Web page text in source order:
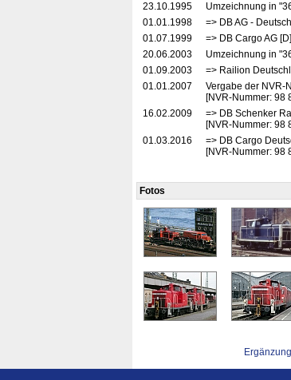
23.10.1995
Umzeichnung in
01.01.1998
=> DB AG -
01.07.1999
=> DB Cargo AG
20.06.2003
Umzeichnung in
01.09.2003
=> Railion
01.01.2007
Vergabe der NVR-
[NVR-Nummer: 98
16.02.2009
=> DB Schenker
[NVR-Nummer: 98
01.03.2016
=> DB Cargo
[NVR-Nummer: 98
Fotos